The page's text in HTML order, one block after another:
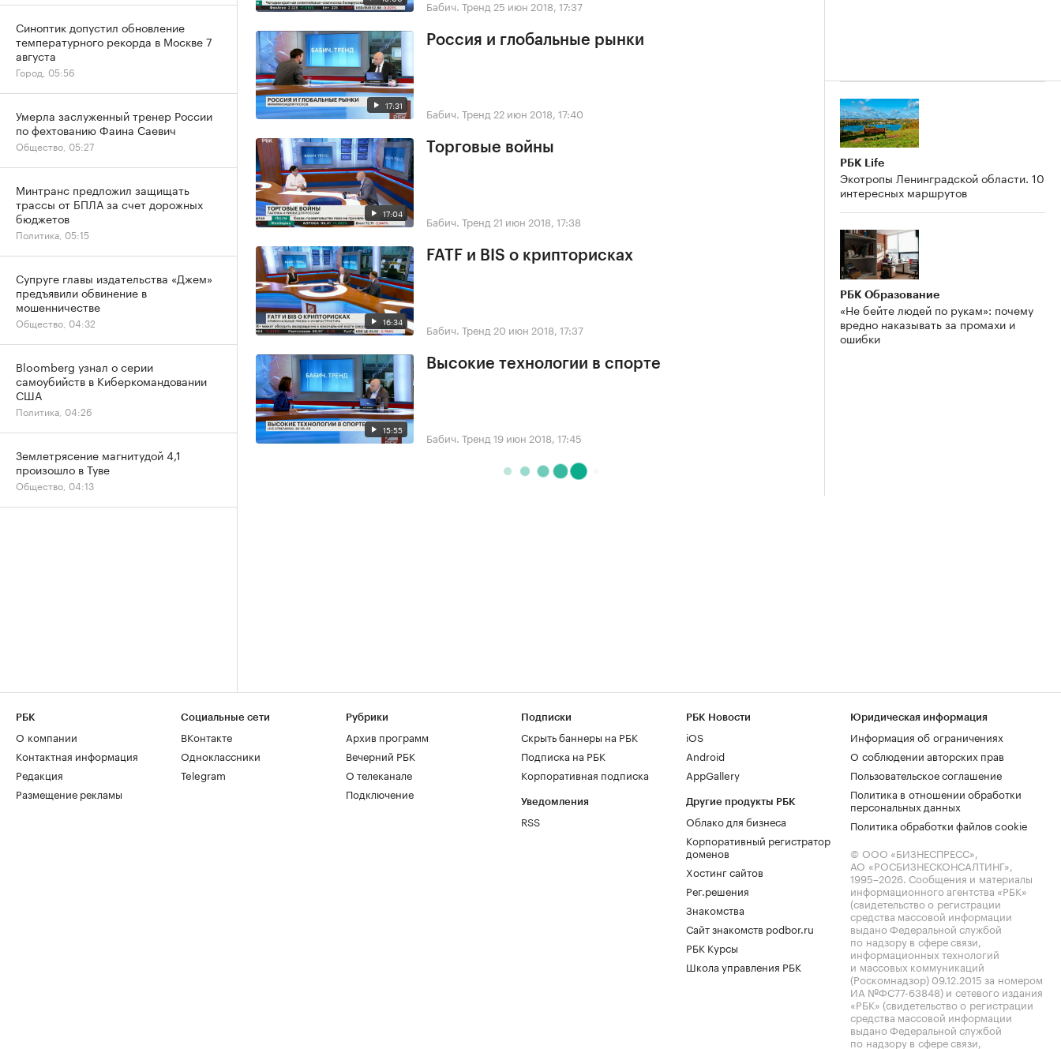
Бабич. Тренд 25 июн 2018, 17:37
17:31
Россия и глобальные рынки
Бабич. Тренд 22 июн 2018, 17:40
17:04
Торговые войны
Бабич. Тренд 21 июн 2018, 17:38
16:34
FATF и BIS о крипторисках
Бабич. Тренд 20 июн 2018, 17:37
15:55
Высокие технологии в спорте
Бабич. Тренд 19 июн 2018, 17:45
РБК Life
Экотропы Ленинградской области. 10
интересных маршрутов
РБК Образование
«Не бейте людей по рукам»: почему
вредно наказывать за промахи и
ошибки
Синоптик допустил обновление
температурного рекорда в Москве 7
августа
Город, 05:56
Умерла заслуженный тренер России
по фехтованию Фаина Саевич
Общество, 05:27
Минтранс предложил защищать
трассы от БПЛА за счет дорожных
бюджетов
Политика, 05:15
Супруге главы издательства «Джем»
предъявили обвинение в
мошенничестве
Общество, 04:32
Bloomberg узнал о серии
самоубийств в Киберкомандовании
США
Политика, 04:26
Землетрясение магнитудой 4,1
произошло в Туве
Общество, 04:13
РБК
О компании
Контактная информация
Редакция
Размещение рекламы
Социальные сети
ВКонтакте
Одноклассники
Telegram
Рубрики
Архив программ
Вечерний РБК
О телеканале
Подключение
Подписки
Скрыть баннеры на РБК
Подписка на РБК
Корпоративная подписка
Уведомления
RSS
РБК Новости
iOS
Android
AppGallery
Другие продукты РБК
Облако для бизнеса
Корпоративный регистратор
доменов
Хостинг сайтов
Рег.решения
Знакомства
Сайт знакомств podbor.ru
РБК Курсы
Школа управления РБК
Юридическая информация
Информация об ограничениях
О соблюдении авторских прав
Пользовательское соглашение
Политика в отношении обработки
персональных данных
Политика обработки файлов cookie
© ООО «БИЗНЕСПРЕСС»,
АО «РОСБИЗНЕСКОНСАЛТИНГ»,
1995–2026. Сообщения и материалы
информационного агентства «РБК»
(свидетельство о регистрации
средства массовой информации
выдано Федеральной службой
по надзору в сфере связи,
информационных технологий
и массовых коммуникаций
(Роскомнадзор) 09.12.2015 за номером
ИА №ФС77-63848) и сетевого издания
«РБК» (свидетельство о регистрации
средства массовой информации
выдано Федеральной службой
по надзору в сфере связи,